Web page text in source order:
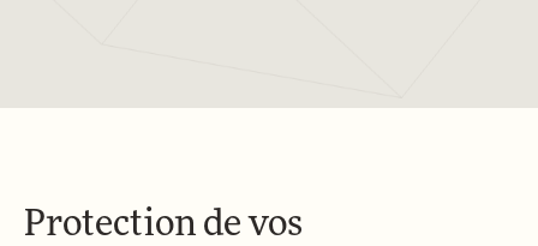
Protection de vos